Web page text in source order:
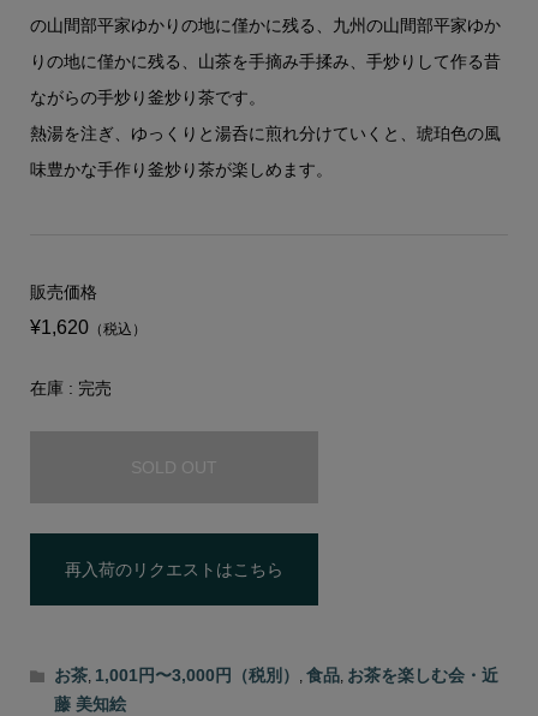
の山間部平家ゆかりの地に僅かに残る、九州の山間部平家ゆか
りの地に僅かに残る、山茶を手摘み手揉み、手炒りして作る昔
ながらの手炒り釜炒り茶です。
熱湯を注ぎ、ゆっくりと湯呑に煎れ分けていくと、琥珀色の風
味豊かな手作り釜炒り茶が楽しめます。
販売価格
¥1,620（税込）
在庫 : 完売
SOLD OUT
再入荷のリクエストはこちら
お茶, 1,001円〜3,000円（税別） , 食品, お茶を楽しむ会・近
藤 美知絵